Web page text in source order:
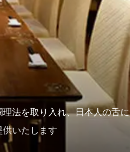
法を取り入れ、日本人の舌に
いたします